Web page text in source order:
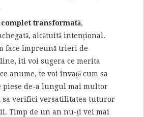
transformată,
alcătuită intențional.
face împreună trieri de
iti voi sugera ce merita
anume, te voi învață cum sa
piese de-a lungul mai multor
sa verifici versatilitatea tuturor
Timp de un an nu-ți vei mai